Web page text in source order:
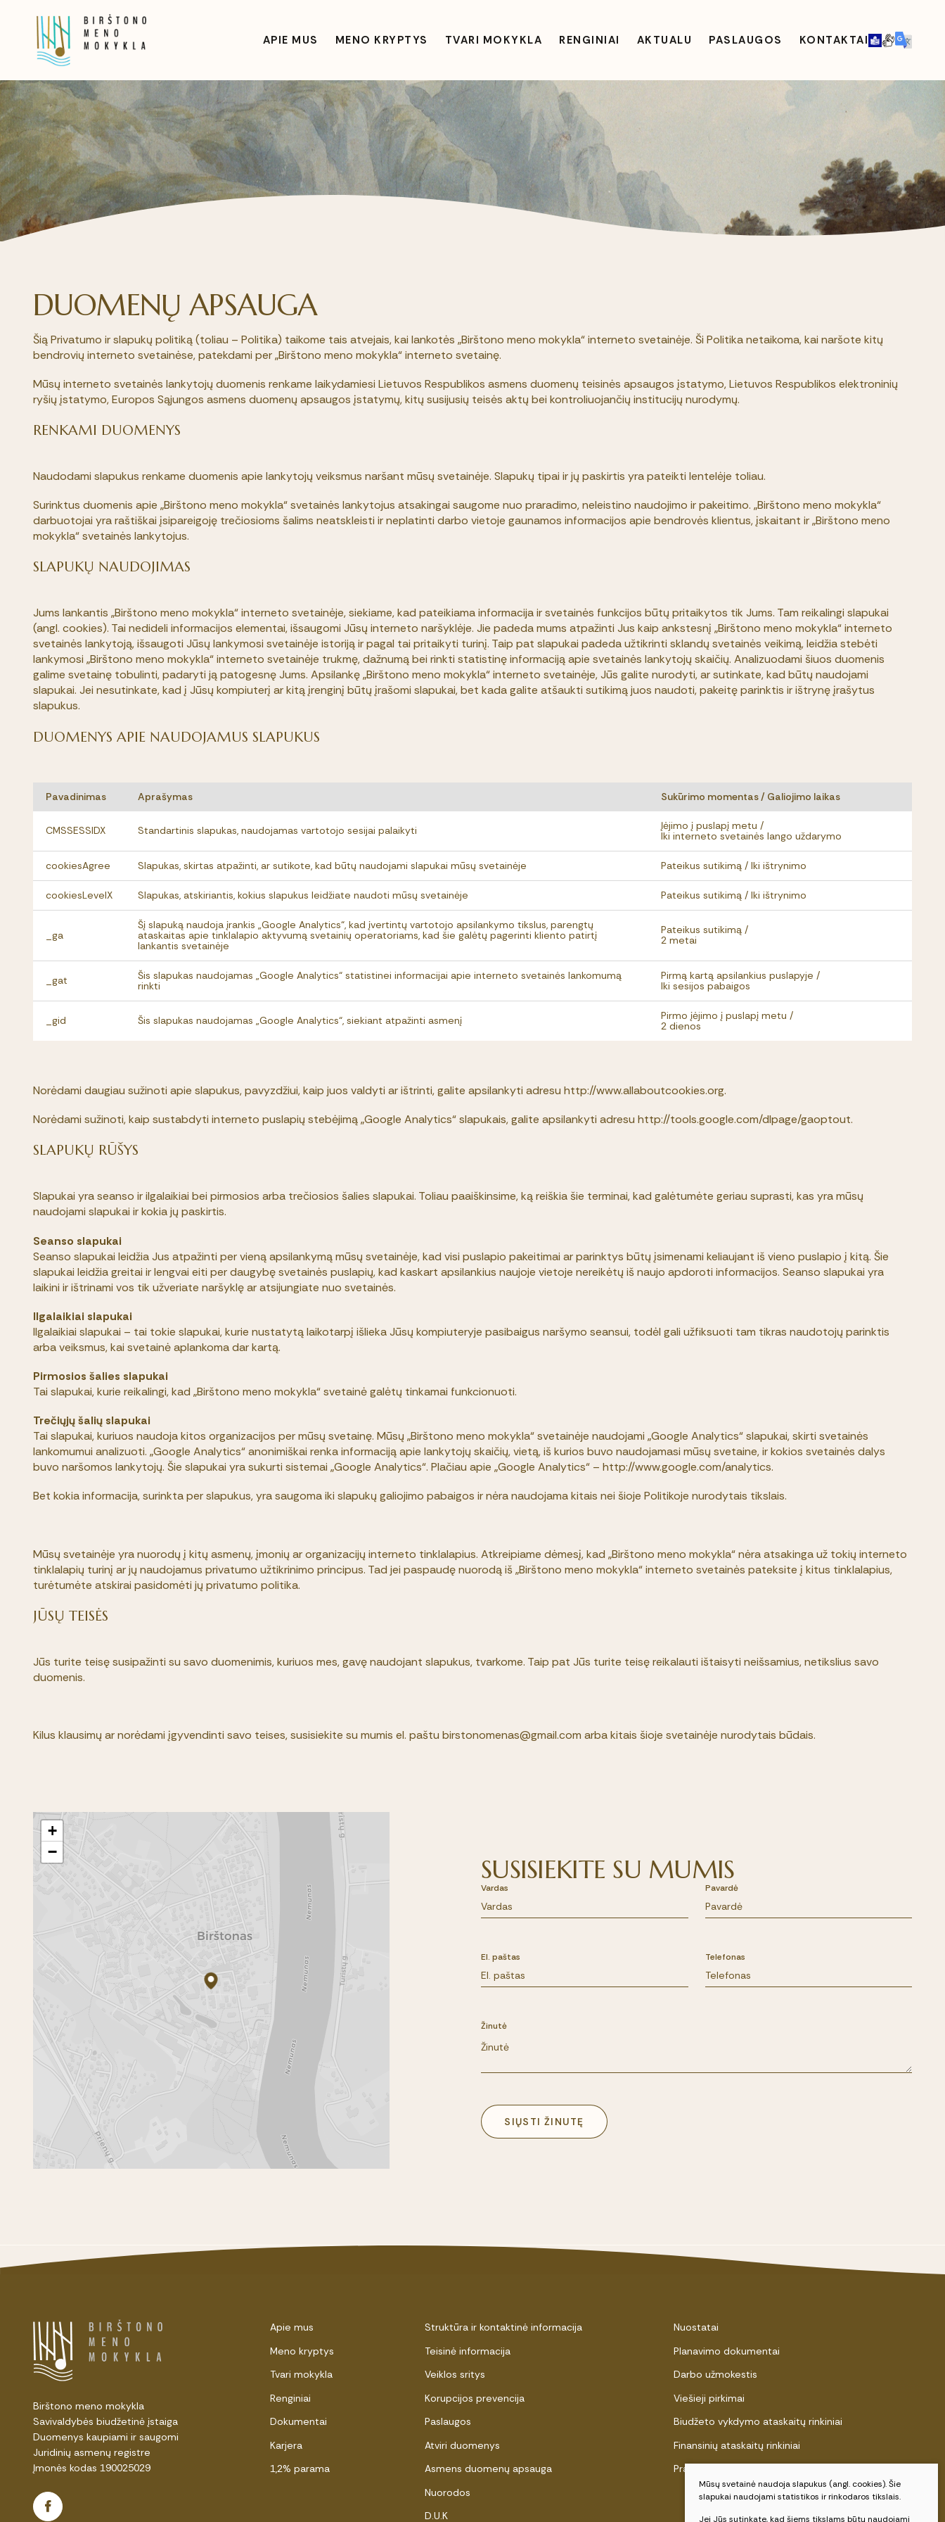
APIE MUS MENO KRYPTYS TVARI MOKYKLA RENGINIAI AKTUALU PASLAUGOS KONTAKTAI
DUOMENŲ APSAUGA
Šią Privatumo ir slapukų politiką (toliau – Politika) taikome tais atvejais, kai lankotės „Birštono meno mokykla“ interneto svetainėje. Ši Politika netaikoma, kai naršote kitų
bendrovių interneto svetainėse, patekdami per „Birštono meno mokykla“ interneto svetainę.
Mūsų interneto svetainės lankytojų duomenis renkame laikydamiesi Lietuvos Respublikos asmens duomenų teisinės apsaugos įstatymo, Lietuvos Respublikos elektroninių
ryšių įstatymo, Europos Sąjungos asmens duomenų apsaugos įstatymų, kitų susijusių teisės aktų bei kontroliuojančių institucijų nurodymų.
RENKAMI DUOMENYS
Naudodami slapukus renkame duomenis apie lankytojų veiksmus naršant mūsų svetainėje. Slapukų tipai ir jų paskirtis yra pateikti lentelėje toliau.
Surinktus duomenis apie „Birštono meno mokykla“ svetainės lankytojus atsakingai saugome nuo praradimo, neleistino naudojimo ir pakeitimo. „Birštono meno mokykla“
darbuotojai yra raštiškai įsipareigoję trečiosioms šalims neatskleisti ir neplatinti darbo vietoje gaunamos informacijos apie bendrovės klientus, įskaitant ir „Birštono meno
mokykla“ svetainės lankytojus.
SLAPUKŲ NAUDOJIMAS
Jums lankantis „Birštono meno mokykla“ interneto svetainėje, siekiame, kad pateikiama informacija ir svetainės funkcijos būtų pritaikytos tik Jums. Tam reikalingi slapukai
(angl. cookies). Tai nedideli informacijos elementai, išsaugomi Jūsų interneto naršyklėje. Jie padeda mums atpažinti Jus kaip ankstesnį „Birštono meno mokykla“ interneto
svetainės lankytoją, išsaugoti Jūsų lankymosi svetainėje istoriją ir pagal tai pritaikyti turinį. Taip pat slapukai padeda užtikrinti sklandų svetainės veikimą, leidžia stebėti
lankymosi „Birštono meno mokykla“ interneto svetainėje trukmę, dažnumą bei rinkti statistinę informaciją apie svetainės lankytojų skaičių. Analizuodami šiuos duomenis
galime svetainę tobulinti, padaryti ją patogesnę Jums. Apsilankę „Birštono meno mokykla“ interneto svetainėje, Jūs galite nurodyti, ar sutinkate, kad būtų naudojami
slapukai. Jei nesutinkate, kad į Jūsų kompiuterį ar kitą įrenginį būtų įrašomi slapukai, bet kada galite atšaukti sutikimą juos naudoti, pakeitę parinktis ir ištrynę įrašytus
slapukus.
DUOMENYS APIE NAUDOJAMUS SLAPUKUS
Pavadinimas Aprašymas Sukūrimo momentas / Galiojimo laikas
CMSSESSIDX Standartinis slapukas, naudojamas vartotojo sesijai palaikyti
Įėjimo į puslapį metu /
Iki interneto svetainės lango uždarymo
cookiesAgree Slapukas, skirtas atpažinti, ar sutikote, kad būtų naudojami slapukai mūsų svetainėje Pateikus sutikimą / Iki ištrynimo
cookiesLevelX Slapukas, atskiriantis, kokius slapukus leidžiate naudoti mūsų svetainėje Pateikus sutikimą / Iki ištrynimo
_ga
Šį slapuką naudoja įrankis „Google Analytics“, kad įvertintų vartotojo apsilankymo tikslus, parengtų
ataskaitas apie tinklalapio aktyvumą svetainių operatoriams, kad šie galėtų pagerinti kliento patirtį
lankantis svetainėje
Pateikus sutikimą /
2 metai
_gat
Šis slapukas naudojamas „Google Analytics“ statistinei informacijai apie interneto svetainės lankomumą
rinkti
Pirmą kartą apsilankius puslapyje /
Iki sesijos pabaigos
_gid Šis slapukas naudojamas „Google Analytics“, siekiant atpažinti asmenį
Pirmo įėjimo į puslapį metu /
2 dienos
Norėdami daugiau sužinoti apie slapukus, pavyzdžiui, kaip juos valdyti ar ištrinti, galite apsilankyti adresu http://www.allaboutcookies.org.
Norėdami sužinoti, kaip sustabdyti interneto puslapių stebėjimą „Google Analytics“ slapukais, galite apsilankyti adresu http://tools.google.com/dlpage/gaoptout.
SLAPUKŲ RŪŠYS
Slapukai yra seanso ir ilgalaikiai bei pirmosios arba trečiosios šalies slapukai. Toliau paaiškinsime, ką reiškia šie terminai, kad galėtumėte geriau suprasti, kas yra mūsų
naudojami slapukai ir kokia jų paskirtis.
Seanso slapukai
Seanso slapukai leidžia Jus atpažinti per vieną apsilankymą mūsų svetainėje, kad visi puslapio pakeitimai ar parinktys būtų įsimenami keliaujant iš vieno puslapio į kitą. Šie
slapukai leidžia greitai ir lengvai eiti per daugybę svetainės puslapių, kad kaskart apsilankius naujoje vietoje nereikėtų iš naujo apdoroti informacijos. Seanso slapukai yra
laikini ir ištrinami vos tik užveriate naršyklę ar atsijungiate nuo svetainės.
Ilgalaikiai slapukai
Ilgalaikiai slapukai – tai tokie slapukai, kurie nustatytą laikotarpį išlieka Jūsų kompiuteryje pasibaigus naršymo seansui, todėl gali užfiksuoti tam tikras naudotojų parinktis
arba veiksmus, kai svetainė aplankoma dar kartą.
Pirmosios šalies slapukai
Tai slapukai, kurie reikalingi, kad „Birštono meno mokykla“ svetainė galėtų tinkamai funkcionuoti.
Trečiųjų šalių slapukai
Tai slapukai, kuriuos naudoja kitos organizacijos per mūsų svetainę. Mūsų „Birštono meno mokykla“ svetainėje naudojami „Google Analytics“ slapukai, skirti svetainės
lankomumui analizuoti. „Google Analytics“ anonimiškai renka informaciją apie lankytojų skaičių, vietą, iš kurios buvo naudojamasi mūsų svetaine, ir kokios svetainės dalys
buvo naršomos lankytojų. Šie slapukai yra sukurti sistemai „Google Analytics“. Plačiau apie „Google Analytics“ – http://www.google.com/analytics.
Bet kokia informacija, surinkta per slapukus, yra saugoma iki slapukų galiojimo pabaigos ir nėra naudojama kitais nei šioje Politikoje nurodytais tikslais.
Mūsų svetainėje yra nuorodų į kitų asmenų, įmonių ar organizacijų interneto tinklalapius. Atkreipiame dėmesį, kad „Birštono meno mokykla“ nėra atsakinga už tokių interneto
tinklalapių turinį ar jų naudojamus privatumo užtikrinimo principus. Tad jei paspaudę nuorodą iš „Birštono meno mokykla“ interneto svetainės pateksite į kitus tinklalapius,
turėtumėte atskirai pasidomėti jų privatumo politika.
JŪSŲ TEISĖS
Jūs turite teisę susipažinti su savo duomenimis, kuriuos mes, gavę naudojant slapukus, tvarkome. Taip pat Jūs turite teisę reikalauti ištaisyti neišsamius, netikslius savo
duomenis.
Kilus klausimų ar norėdami įgyvendinti savo teises, susisiekite su mumis el. paštu birstonomenas@gmail.com arba kitais šioje svetainėje nurodytais būdais.
+
−
SUSISIEKITE SU MUMIS
Vardas Pavardė
El. paštas Telefonas
Žinutė
SIŲSTI ŽINUTĘ
Birštono meno mokykla
Savivaldybės biudžetinė įstaiga
Duomenys kaupiami ir saugomi
Juridinių asmenų registre
Įmonės kodas 190025029
Apie mus
Meno kryptys
Tvari mokykla
Renginiai
Dokumentai
Karjera
1,2% parama
Struktūra ir kontaktinė informacija
Teisinė informacija
Veiklos sritys
Korupcijos prevencija
Paslaugos
Atviri duomenys
Asmens duomenų apsauga
Nuorodos
D.U.K
Nuostatai
Planavimo dokumentai
Darbo užmokestis
Viešieji pirkimai
Biudžeto vykdymo ataskaitų rinkiniai
Finansinių ataskaitų rinkiniai
Pranešėjų apsauga
Mūsų svetainė naudoja slapukus (angl. cookies). Šie
slapukai naudojami statistikos ir rinkodaros tikslais.
Jei Jūs sutinkate, kad šiems tikslams būtų naudojami